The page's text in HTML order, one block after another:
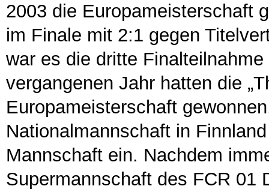
2003 die Europameisterschaft
im Finale mit 2:1 gegen
war es die dritte
vergangenen Jahr hatten die
Europameisterschaft
Nationalmannschaft in
Mannschaft ein. Nachdem
Supermannschaft des FCR 01